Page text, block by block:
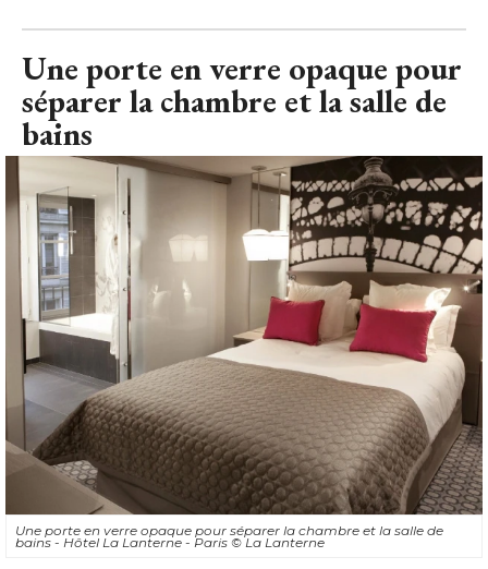
Une porte en verre opaque pour
séparer la chambre et la salle de
bains
Une porte en verre opaque pour séparer la chambre et la salle de
bains - Hôtel La Lanterne - Paris © La Lanterne